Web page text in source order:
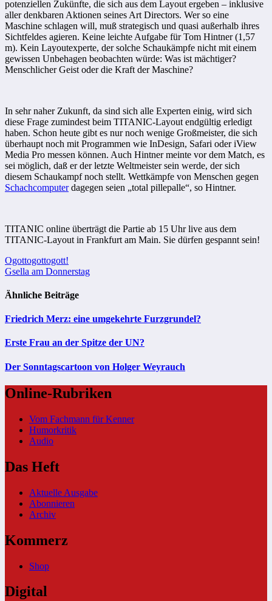
potenziellen Zukünfte, die sich aus dem Layout ergeben – inklusive
aller denkbaren Aktionen seines Art Directors. Wer so eine
Maschine schlagen will, muß strategisch und quasi außerhalb ihres
Sichtfeldes agieren. Keine leichte Aufgabe für Tom Hintner (1,57
m). Kein Layoutexperte, der solche Schaukämpfe nicht mit einem
gewissen Unbehagen beobachten würde: Was ist mächtiger?
Menschlicher Geist oder die Kraft der Maschine?
In sehr naher Zukunft, da sind sich alle Experten einig, wird sich
diese Frage zumindest beim TITANIC-Layout endgültig erledigt
haben. Schon heute gibt es nur noch wenige Großmeister, die sich
überhaupt noch mit Programmen wie InDesign, Safari oder iView
Media Pro messen können. Auch Hintner meinte vor dem Match, es
sei möglich, daß er der letzte Weltmeister sein werde, der sich
diesem Schaukampf noch stellt. Wettkämpfe von Menschen gegen
Schachcomputerdagegen seien „total pillepalle“, so Hintner.
TITANIC online überträgt die Partie ab 15 Uhr live aus dem
TITANIC-Layout in Frankfurt am Main. Sie dürfen gespannt sein!
Beitragsnavigation
Ogottogottogott!
Gsella am Donnerstag
Ähnliche Beiträge
Friedrich Merz: eine umgekehrte Furzgrundel?
Erste Frau an der Spitze der UN?
Der Sonntagscartoon von Holger Weyrauch
Online-Rubriken
Vom Fachmann für Kenner
Humorkritik
Audio
Das Heft
Aktuelle Ausgabe
Abonnieren
Archiv
Kommerz
Shop
Digital